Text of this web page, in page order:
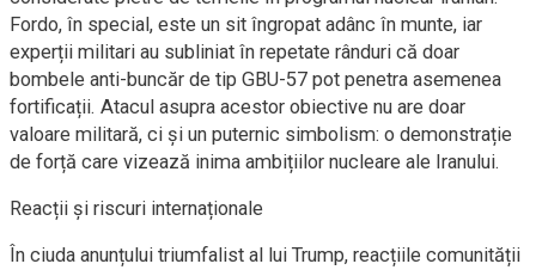
Fordo, în special, este un sit îngropat adânc în munte, iar
experții militari au subliniat în repetate rânduri că doar
bombele anti-buncăr de tip GBU-57 pot penetra asemenea
fortificații. Atacul asupra acestor obiective nu are doar
valoare militară, ci și un puternic simbolism: o demonstrație
de forță care vizează inima ambițiilor nucleare ale Iranului.
Reacții și riscuri internaționale
În ciuda anunțului triumfalist al lui Trump, reacțiile comunității